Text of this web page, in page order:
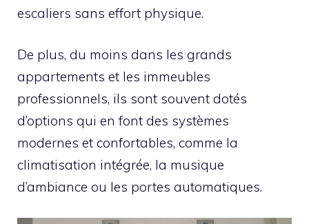
escaliers sans effort physique.
De plus, du moins dans les grands
appartements et les immeubles
professionnels, ils sont souvent dotés
d’options qui en font des systèmes
modernes et confortables, comme la
climatisation intégrée, la musique
d’ambiance ou les portes automatiques.